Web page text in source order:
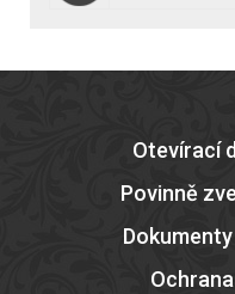
Otevírací
Povinně
Dokumenty